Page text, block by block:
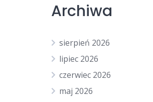
Archiwa
sierpień 2026
lipiec 2026
czerwiec 2026
maj 2026